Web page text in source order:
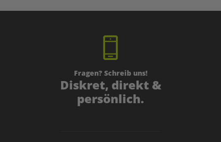
Fragen? Schreib uns!
Diskret, direkt &
persönlich.